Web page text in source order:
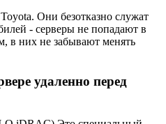
Они безотказно служат
- серверы не попадают в
в них не забывают менять
удаленно перед